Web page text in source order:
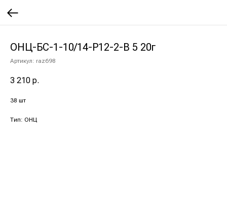
ОНЦ-БС-1-10/14-Р12-2-В 5 20г
Артикул: raz698
3 210 р.
38 шт
Тип: ОНЦ